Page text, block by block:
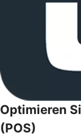
Optimieren
(POS)